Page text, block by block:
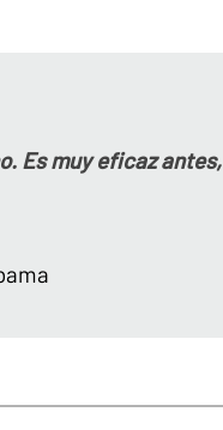
Es muy eficaz